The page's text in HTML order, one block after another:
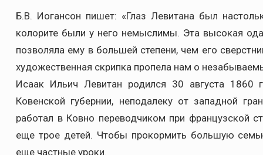
Б.В. Иогансон пишет: «Глаз Левитана был
колорите были у него немыслимы. Эта высокая
позволяла ему в большей степени, чем его
художественная скрипка пропела нам о
Исаак Ильич Левитан родился 30 августа
Ковенской губернии, неподалеку от западной
работал в Ковно переводчиком при французской
еще трое детей. Чтобы прокормить большую
еще частные уроки.